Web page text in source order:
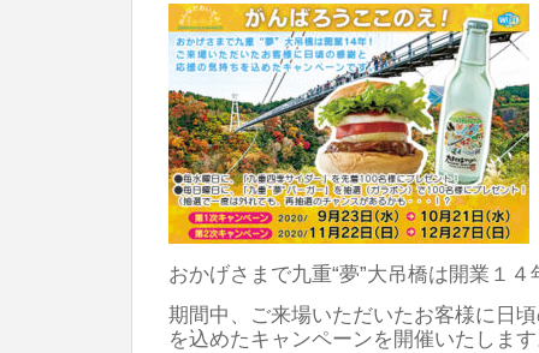
おかげさまで九重“夢”大吊橋は開業１
期間中、ご来場いただいたお客様に日
を込めたキャンペーンを開催いたしま